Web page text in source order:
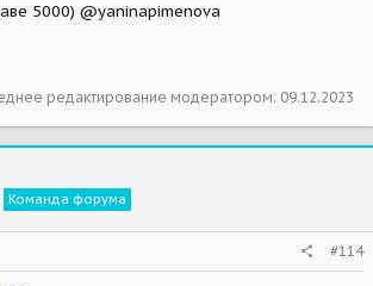
5000) @yaninapimenova
редактирование модератором: 09.12.2023
Команда форума
#114